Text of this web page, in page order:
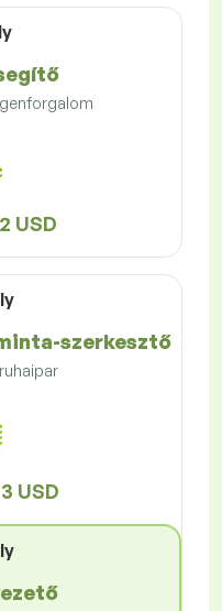
USD
szerkesztő
USD